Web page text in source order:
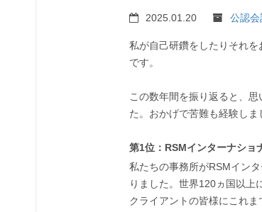
2025.01.20 公認
私が自己研鑽をしたりそれ
です。
この数年間を振り返ると、
た。おかげで苦難も経験し
第1位：RSMインターナショ
私たちの事務所がRSMイン
りました。世界120ヵ国以上
クライアントの皆様にこれま